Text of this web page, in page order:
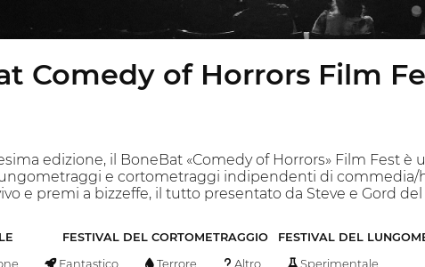
Comedy of Horrors Film
edizione, il BoneBat «Comedy of Horrors» Film Fest è
e cortometraggi indipendenti di commedia/
e premi a bizzeffe, il tutto presentato da Steve e Gord
FESTIVAL DEL CORTOMETRAGGIO FESTIVAL DEL
Fantastico Terrore Altro Sperimentale